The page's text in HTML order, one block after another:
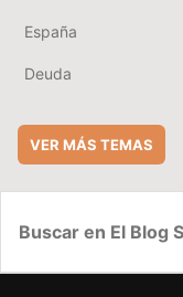
España
Deuda
VER MÁS TEMAS